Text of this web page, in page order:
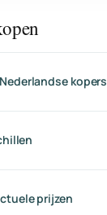
kopers
prijzen